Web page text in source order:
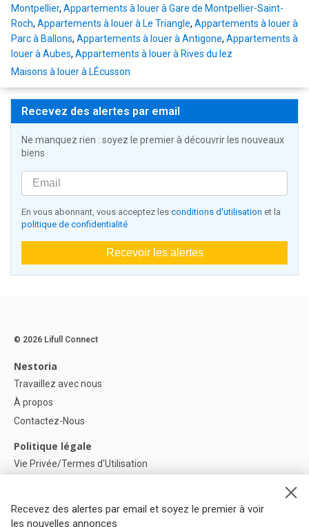
Montpellier, Appartements à louer à Gare de Montpellier-Saint-
Roch, Appartements à louer à Le Triangle, Appartements à louer à
Parc à Ballons, Appartements à louer à Antigone, Appartements à
louer à Aubes, Appartements à louer à Rives du lez
Maisons à louer à LÉcusson
Recevez des alertes par email
Ne manquez rien : soyez le premier à découvrir les nouveaux
biens
En vous abonnant, vous acceptez les conditions d'utilisation et la
politique de confidentialité
Recevoir les alertes
Recevez des alertes par email et soyez le premier à voir
les nouvelles annonces
© 2026 Lifull Connect
Nestoria
Travaillez avec nous
À propos
Contactez-Nous
Politique légale
Vie Privée/Termes d'Utilisation
Paramètres des cookies